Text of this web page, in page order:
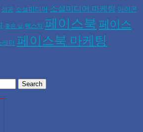
성공 소셜미디어 소셜미디어 마케팅 아이콘
좋은 말 텍스쳐 페이스북 페이스
터 페이스북 마케팅